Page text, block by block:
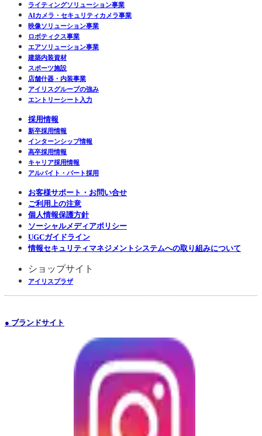
ライティングソリューション事業
AIカメラ・セキュリティカメラ事業
映像ソリューション事業
ロボティクス事業
エアソリューション事業
建築内装資材
スポーツ施設
店舗什器・内装事業
アイリスグループの強み
エントリーシート入力
採用情報
新卒採用情報
インターンシップ情報
高卒採用情報
キャリア採用情報
アルバイト・パート採用
お客様サポート・お問い合せ
ご利用上の注意
個人情報保護方針
ソーシャルメディアポリシー
UGCガイドライン
情報セキュリティマネジメントシステムへの取り組みについて
ショップサイト
アイリスプラザ
● ブランドサイト